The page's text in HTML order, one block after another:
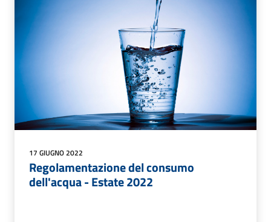
17 GIUGNO 2022
Regolamentazione del consumo
dell'acqua - Estate 2022